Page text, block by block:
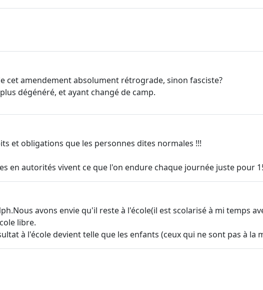
cet amendement absolument rétrograde, sinon fasciste?
dégénéré, et ayant changé de camp.
et obligations que les personnes dites normales !!!
en autorités vivent ce que l'on endure chaque journée juste pour
avons envie qu'il reste à l'école(il est scolarisé à mi temps
libre.
à l'école devient telle que les enfants (ceux qui ne sont pas à la